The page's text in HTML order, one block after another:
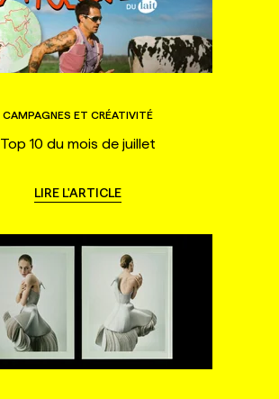
CAMPAGNES ET CRÉATIVITÉ
Top 10 du mois de juillet
LIRE L'ARTICLE